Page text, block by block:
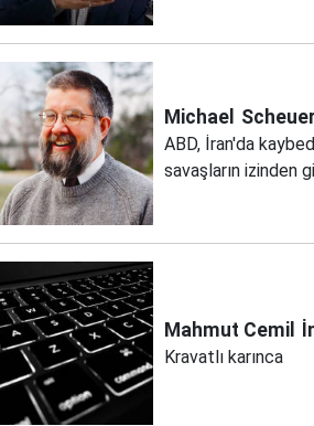
Michael Scheuer
ABD, İran'da
savaşların izinden
Mahmut Cemil
Kravatlı karınca